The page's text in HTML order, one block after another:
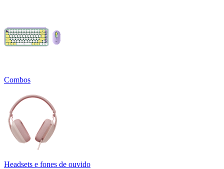
Combos
Headsets e fones de ouvido